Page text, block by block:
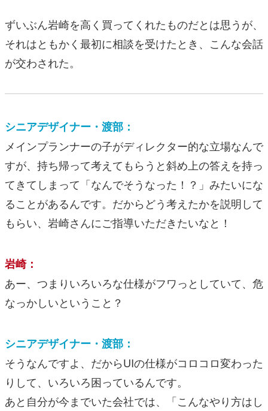
ずいぶん岩崎を高く買ってくれたものだとは思うが、
それはともかく最初に相談を受けたとき、こんな会話
が交わされた。
シニアデザイナー・渡部：
メインプランナーの子がディレクター的な立場なんで
すが、持ち帰って考えてもらうと斜め上の答えを持っ
てきてしまって「なんでそうなった！？」みたいにな
ることがあるんです。だからどう考えたかを説明して
もらい、岩崎さんにご指導いただきたいなと！
岩崎：
あー、つまりいろいろな仕様がフワっとしていて、危
なっかしいということ？
シニアデザイナー・渡部：
そうなんですよ、だからUIの仕様がコロコロ変わった
りして、いろいろ困っているんです。
あと自分が今までいた会社では、「こんなやり方はし